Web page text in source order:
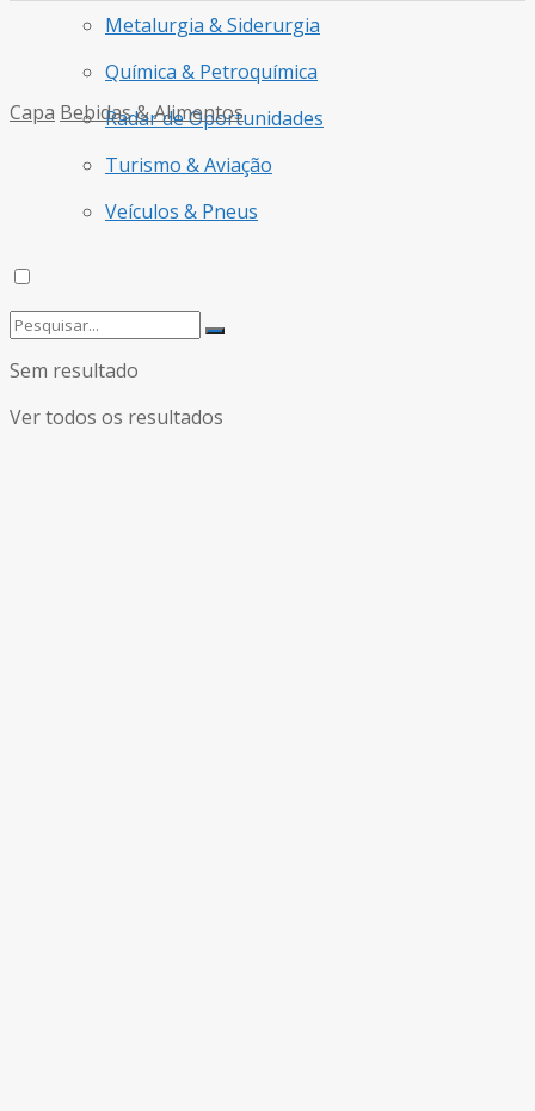
Metalurgia & Siderurgia
Química & Petroquímica
Radar de Oportunidades
Turismo & Aviação
Veículos & Pneus
Sem resultado
Ver todos os resultados
Capa Bebidas & Alimentos